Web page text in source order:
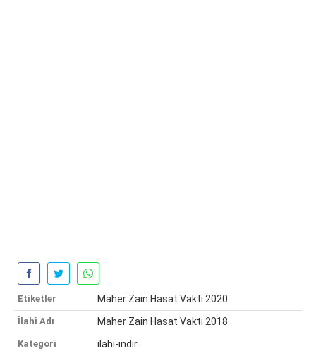
Etiketler Maher Zain Hasat Vakti 2020
İlahi Adı Maher Zain Hasat Vakti 2018
Kategori ilahi-indir